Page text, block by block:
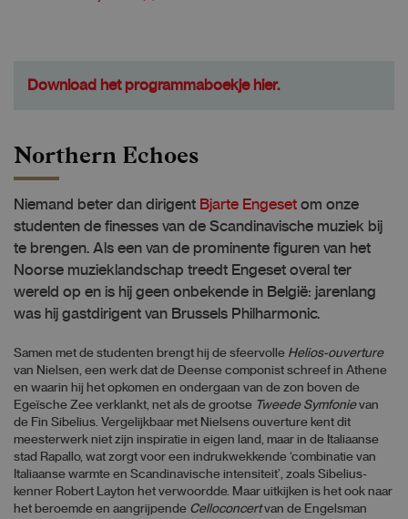
Download het programmaboekje hier.
Northern Echoes
Niemand beter dan dirigent Bjarte Engeset om onze
studenten de finesses van de Scandinavische muziek bij
te brengen. Als een van de prominente figuren van het
Noorse muzieklandschap treedt Engeset overal ter
wereld op en is hij geen onbekende in België: jarenlang
was hij gastdirigent van Brussels Philharmonic.
Samen met de studenten brengt hij de sfeervolle Helios-ouverture
van Nielsen, een werk dat de Deense componist schreef in Athene
en waarin hij het opkomen en ondergaan van de zon boven de
Egeïsche Zee verklankt, net als de grootse Tweede Symfonievan
de Fin Sibelius. Vergelijkbaar met Nielsens ouverture kent dit
meesterwerk niet zijn inspiratie in eigen land, maar in de Italiaanse
stad Rapallo, wat zorgt voor een indrukwekkende ‘combinatie van
Italiaanse warmte en Scandinavische intensiteit’, zoals Sibelius-
kenner Robert Layton het verwoordde. Maar uitkijken is het ook naar
het beroemde en aangrijpende Celloconcertvan de Engelsman